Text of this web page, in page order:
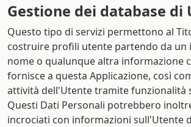
Gestione dei database di
Questo tipo di servizi permettono al
costruire profili utente partendo da un
nome o qualunque altra informazione
fornisce a questa Applicazione, così
attività dell'Utente tramite funzionalità
Questi Dati Personali potrebbero
incrociati con informazioni sull'Utente